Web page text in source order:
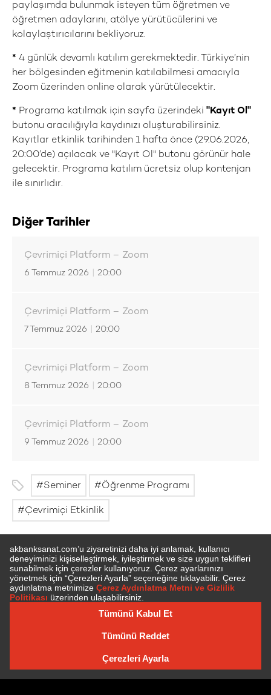
paylaşımda bulunmak isteyen tüm öğretmen ve
öğretmen adaylarını, atölye yürütücülerini ve
kolaylaştırıcılarını bekliyoruz.
* 4 günlük devamlı katılım gerekmektedir. Türkiye’nin
her bölgesinden eğitmenin katılabilmesi amacıyla
Zoom üzerinden online olarak yürütülecektir.
* Programa katılmak için sayfa üzerindeki "Kayıt Ol"
butonu aracılığıyla kaydınızı oluşturabilirsiniz.
Kayıtlar etkinlik tarihinden 1 hafta önce (29.06.2026,
20:00’de) açılacak ve "Kayıt Ol" butonu görünür hale
gelecektir. Programa katılım ücretsiz olup kontenjan
ile sınırlıdır.
Diğer Tarihler
Çevrimiçi Platform – Zoom
6 Temmuz 2026 20:00
Çevrimiçi Platform – Zoom
7 Temmuz 2026 20:00
Çevrimiçi Platform – Zoom
8 Temmuz 2026 20:00
Çevrimiçi Platform – Zoom
9 Temmuz 2026 20:00
Seminer Öğrenme Programı
Çevrimiçi Etkinlik